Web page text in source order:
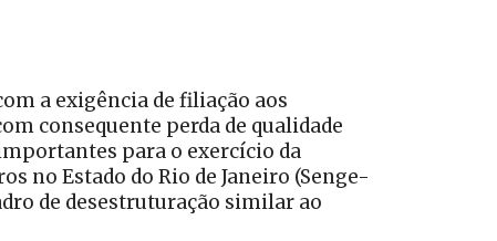
a exigência de filiação aos
consequente perda de qualidade
para o exercício da
no Estado do Rio de Janeiro (Senge-
de desestruturação similar ao